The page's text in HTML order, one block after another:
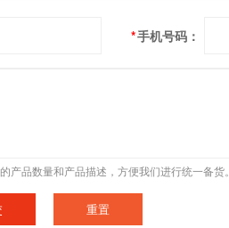
*手机号码：
的产品数量和产品描述，方便我们进行统一备货。